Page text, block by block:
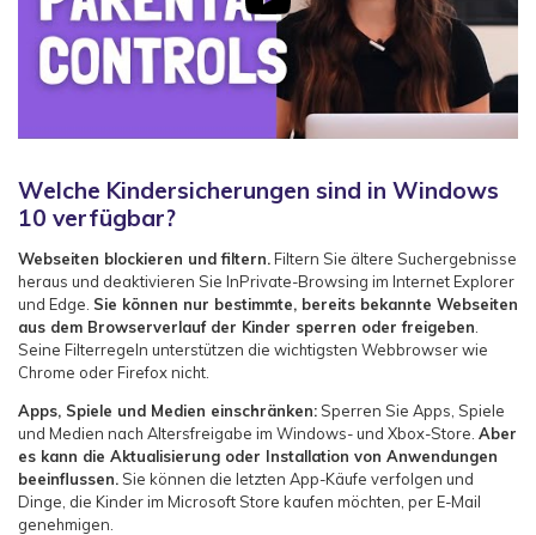
Welche Kindersicherungen sind in Windows
10 verfügbar?
Webseiten blockieren und filtern. Filtern Sie ältere Suchergebnisse
heraus und deaktivieren Sie InPrivate-Browsing im Internet Explorer
und Edge. Sie können nur bestimmte, bereits bekannte Webseiten
aus dem Browserverlauf der Kinder sperren oder freigeben
Seine Filterregeln unterstützen die wichtigsten Webbrowser wie
Chrome oder Firefox nicht.
Apps, Spiele und Medien einschränken: Sperren Sie Apps, Spiele
und Medien nach Altersfreigabe im Windows- und Xbox-Store. Aber
es kann die Aktualisierung oder Installation von Anwendungen
beeinflussen. Sie können die letzten App-Käufe verfolgen und
Dinge, die Kinder im Microsoft Store kaufen möchten, per E-Mail
genehmigen.